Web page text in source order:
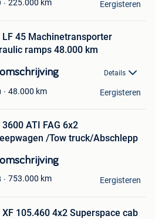
225.000 km Eergisteren
LF 45 Machinetransporter
ramps 48.000 km
Details
48.000 km Eergisteren
3600 ATI FAG 6x2
/Tow truck/Abschlepp
753.000 km Eergisteren
XF 105.460 4x2 Superspace cab